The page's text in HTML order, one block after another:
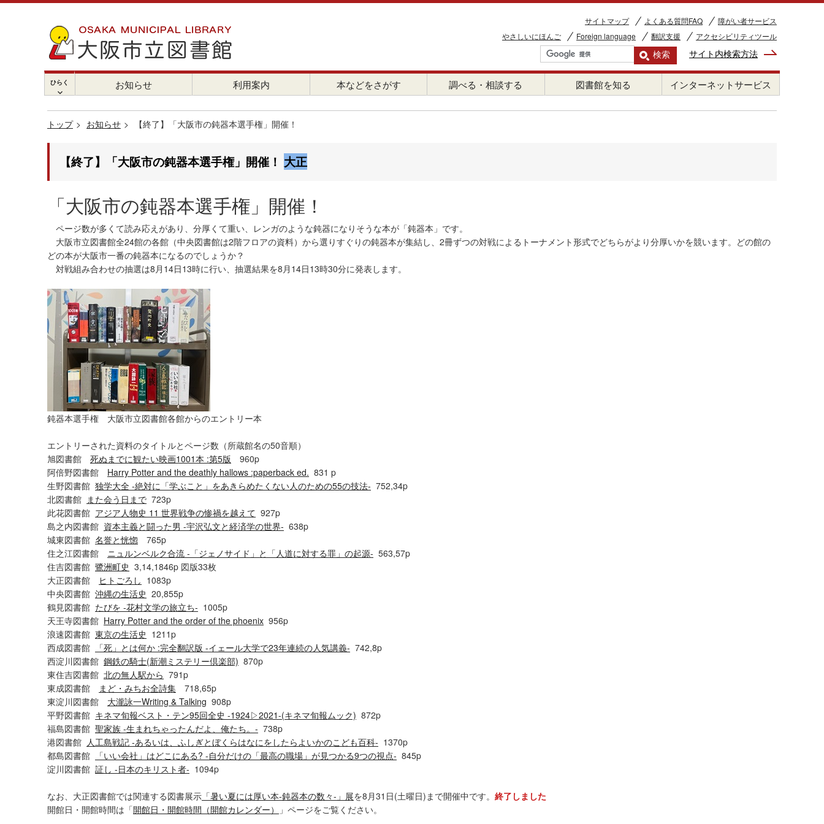
サイトマップ よくある質問FAQ
障がい者サービス
やさしいにほんご
Foreign language 翻訳支援 アクセシビリティツール
サイト内検索方法
ひらく
chevron_right
お知らせ 利用案内 本などをさがす 調べる・相談する 図書館を知る インターネットサービス
トップ お知らせ 【終了】「大阪市の鈍器本選手権」開催！
【終了】「大阪市の鈍器本選手権」開催！ 大正
「大阪市の鈍器本選手権」開催！
ページ数が多くて読み応えがあり、分厚くて重い、レンガのような鈍器になりそうな本が「鈍器本」です。
大阪市立図書館全24館の各館（中央図書館は2階フロアの資料）から選りすぐりの鈍器本が集結し、2冊ずつの対戦によるトーナメント形式でどちらがより分厚いかを競います。どの館の
どの本が大阪市一番の鈍器本になるのでしょうか？
対戦組み合わせの抽選は8月14日13時に行い、抽選結果を8月14日13時30分に発表します。
鈍器本選手権 大阪市立図書館各館からのエントリー本
エントリーされた資料のタイトルとページ数（所蔵館名の50音順）
旭図書館 死ぬまでに観たい映画1001本 :第5版 960p
阿倍野図書館 Harry Potter and the deathly hallows :paperback ed. 831 p
生野図書館 独学大全 -絶対に「学ぶこと」をあきらめたくない人のための55の技法- 752,34p
北図書館 また会う日まで 723p
此花図書館 アジア人物史 11 世界戦争の惨禍を越えて 927p
島之内図書館 資本主義と闘った男 -宇沢弘文と経済学の世界- 638p
城東図書館 名誉と恍惚 765p
住之江図書館 ニュルンベルク合流 -「ジェノサイド」と「人道に対する罪」の起源- 563,57p
住吉図書館 鷺洲町史 3,14,1846p 図版33枚
大正図書館 ヒトごろし 1083p
中央図書館 沖縄の生活史 20,855p
鶴見図書館 たびを -花村文学の旅立ち- 1005p
天王寺図書館 Harry Potter and the order of the phoenix 956p
浪速図書館 東京の生活史 1211p
西成図書館
「死」とは何か :完全翻訳版 -イェール大学で23年連続の人気講義- 742,8p
西淀川図書館 鋼鉄の騎士(新潮ミステリー倶楽部) 870p
東住吉図書館 北の無人駅から 791p
東成図書館
まど・みちお全詩集 718,65p
東淀川図書館 大瀧詠一Writing & Talking 908p
平野図書館 キネマ旬報ベスト・テン95回全史 -1924▷2021-(キネマ旬報ムック) 872p
福島図書館 聖家族 -生まれちゃったんだよ、俺たち。- 738p
港図書館 人工島戦記 -あるいは、ふしぎとぼくらはなにをしたらよいかのこども百科- 1370p
都島図書館
「いい会社」はどこにある? -自分だけの「最高の職場」が見つかる9つの視点- 845p
淀川図書館 証し -日本のキリスト者- 1094p
なお、大正図書館では関連する図書展示 「暑い夏には厚い本-鈍器本の数々-」展を8月31日(土曜日)まで開催中です。 終了しました
開館日・開館時間は「開館日・開館時間（開館カレンダー） 」ページをご覧ください。